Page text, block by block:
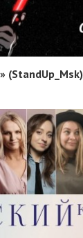
(StandUp_Msk)